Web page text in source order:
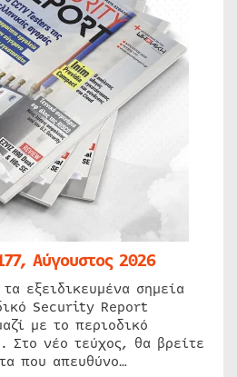
Αύγουστος 2026
εξειδικευμένα σημεία
Security Report
με το περιοδικό
Στο νέο τεύχος, θα βρείτε
που απευθύνο…